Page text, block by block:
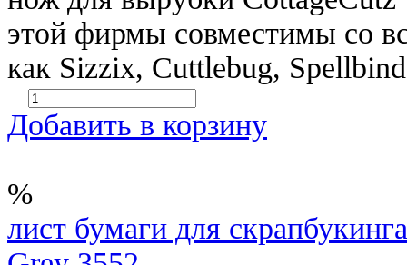
этой фирмы совместимы со
как Sizzix, Cuttlebug,
Добавить в корзину
%
лист бумаги для